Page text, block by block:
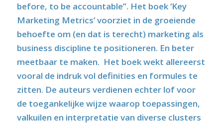
before, to be accountable”. Het boek ‘Key
Marketing Metrics’ voorziet in de groeiende
behoefte om (en dat is terecht) marketing als
business discipline te positioneren. En beter
meetbaar te maken. Het boek wekt allereerst
vooral de indruk vol definities en formules te
zitten. De auteurs verdienen echter lof voor
de toegankelijke wijze waarop toepassingen,
valkuilen en interpretatie van diverse clusters